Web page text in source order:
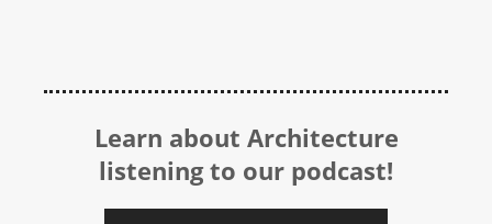
Learn about Architecture
listening to our podcast!